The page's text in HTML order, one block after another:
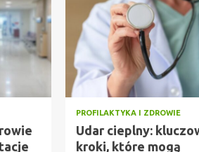
PROFILAKTYKA I ZDROWIE
Udar cieplny:
kroki, które mogą